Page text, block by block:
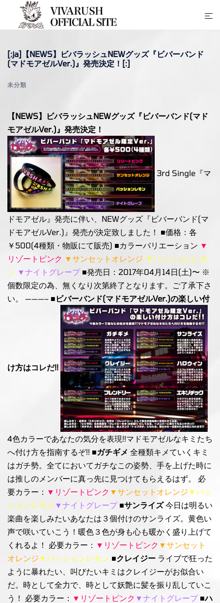
テ
ト
[:ja]【NEWS】ビバラッシュNEWグッズ『ビバーバンド
(マドモアゼルVer.)』発売決定！[:]
未分類
【NEWS】ビバラッシュNEWグッズ『ビバーバンド(マド
モアゼルVer.)』発売決定！
3rd Single『マ
ドモアゼル』発売に伴い、NEWグッズ『ビバーバンド(マ
ドモアゼルVer.)』発売が決定致しました！ ■価格：各
￥500(4種類・物販にて販売) ■カラーバリエーション ▼
リゾートピンク ▼サンセットオレンジ ▼パッションレモ
ン ▼ナイトグレープ■発売日：2017年04月14日(土)〜 ※
個数限定の為、無くなり次第終了となります。ご了承下さ
い。 ———– ■ビバーバンド(マドモアゼルVer.)の楽しい付
け方はコレだ!!
4色カラーであなたの気分を表現!!マドモアゼルなキミたち
へ付け方を指南するぞ!! ■ガチギメ 全種類キメていくキミ
はガチ勢。全てにおいてガチなこの姿勢、手を上げた時に
は推しのメンバーに真っ先に見つけてもらえるはず。 必
要カラー： ▼リゾートピンク ▼サンセットオレンジ ▼パッ
ションレモン ▼ナイトグレープ ■サンライズ今日は明るい
楽曲を楽しみたいあなたは３個付けのサンライズ。黄色い
声で咲いていこう！暖色３色が身も心も暖かく盛り上げて
くれるよ！ 必要カラー： ▼リゾートピンク ▼サンセット
オレンジ ▼パッションレモン ■クレイジー ライブで狂った
ように暴れたい、叫びたいキミはクレイジーがお似合い
だ。時として全力で、時として妖艶に髪を振り乱していこ
う！ 必要カラー： ▼リゾートピンク ▼ナイトグレープ ■ハ